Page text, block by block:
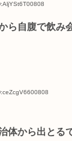
ら自腹で飲み
体から出とる